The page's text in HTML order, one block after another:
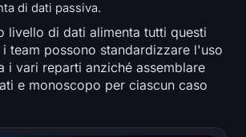
di dati passiva.
livello di dati alimenta tutti questi
team possono standardizzare l'uso
i vari reparti anziché assemblare
e monoscopo per ciascun caso